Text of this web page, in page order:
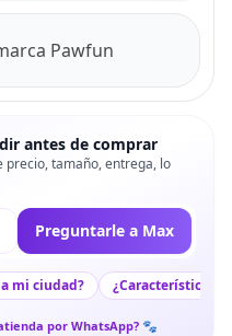
Pawfun
antes de comprar
precio, tamaño, entrega, lo
Preguntarle a Max
mi ciudad? ¿Características
por WhatsApp? 🐾